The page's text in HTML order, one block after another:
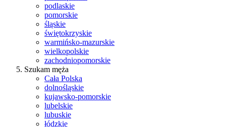
podlaskie
pomorskie
śląskie
świętokrzyskie
warmińsko-mazurskie
wielkopolskie
zachodniopomorskie
Szukam męża
Cała Polska
dolnośląskie
kujawsko-pomorskie
lubelskie
lubuskie
łódzkie